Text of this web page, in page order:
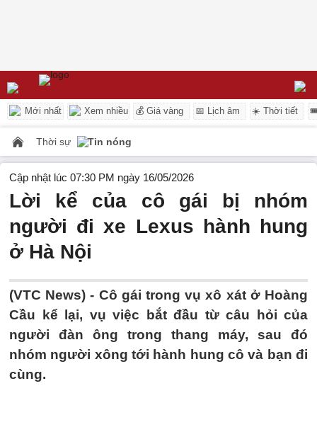
Mới nhất Xem nhiều 💰 Giá vàng 📅 Lịch âm ☀️ Thời tiết
Thời sự Tin nóng
Cập nhật lúc 07:30 PM ngày 16/05/2026
Lời kể của cô gái bị nhóm
người đi xe Lexus hành hung
ở Hà Nội
(VTC News) - Cô gái trong vụ xô xát ở Hoàng
Cầu kể lại, vụ việc bắt đầu từ câu hỏi của
người đàn ông trong thang máy, sau đó
nhóm người xông tới hành hung cô và bạn đi
cùng.